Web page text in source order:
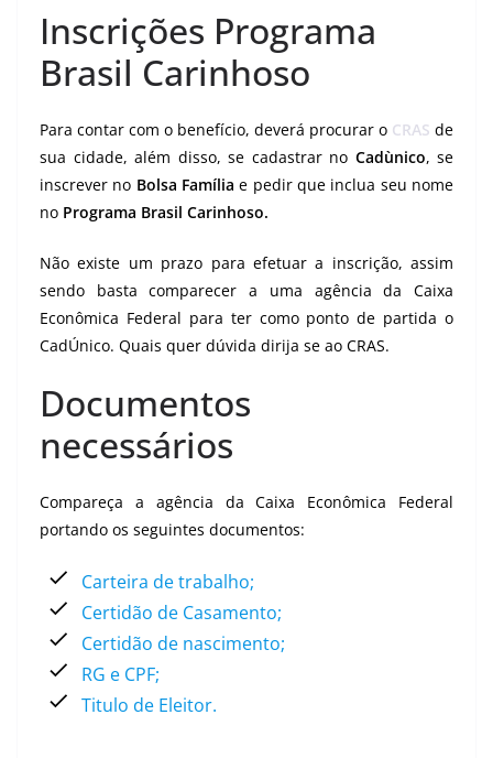
Inscrições Programa
Brasil Carinhoso
Para contar com o benefício, deverá procurar o CRAS de
sua cidade, além disso, se cadastrar no Cadùnico, se
inscrever no Bolsa Família e pedir que inclua seu nome
no Programa Brasil Carinhoso.
Não existe um prazo para efetuar a inscrição, assim
sendo basta comparecer a uma agência da Caixa
Econômica Federal para ter como ponto de partida o
CadÚnico. Quais quer dúvida dirija se ao CRAS.
Documentos
necessários
Compareça a agência da Caixa Econômica Federal
portando os seguintes documentos:
Carteira de trabalho;
Certidão de Casamento;
Certidão de nascimento;
RG e CPF;
Titulo de Eleitor.